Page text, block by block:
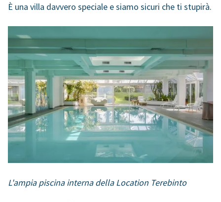
È una villa davvero speciale e siamo sicuri che ti stupirà.
L'ampia piscina interna della Location Terebinto